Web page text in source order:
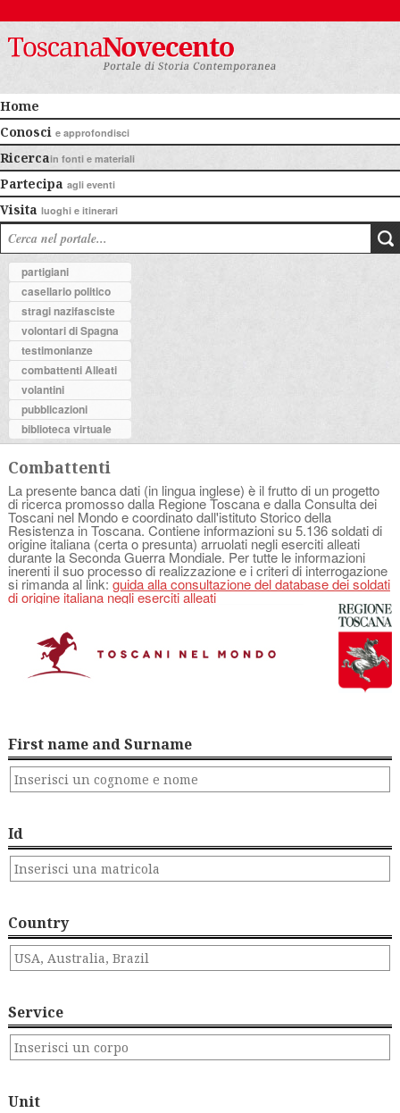
Home
Conosci e approfondisci
Ricercain fonti e materiali
Partecipa agli eventi
Visita luoghi e itinerari
partigiani
casellario politico
stragi nazifasciste
volontari di Spagna
testimonianze
combattenti Alleati
volantini
pubblicazioni
biblioteca virtuale
Combattenti
La presente banca dati (in lingua inglese) è il frutto di un progetto
di ricerca promosso dalla Regione Toscana e dalla Consulta dei
Toscani nel Mondo e coordinato dall'istituto Storico della
Resistenza in Toscana. Contiene informazioni su 5.136 soldati di
origine italiana (certa o presunta) arruolati negli eserciti alleati
durante la Seconda Guerra Mondiale. Per tutte le informazioni
inerenti il suo processo di realizzazione e i criteri di interrogazione
si rimanda al link: guida alla consultazione del database dei soldati
di origine italiana negli eserciti alleati
First name and Surname
Id
Country
Service
Unit